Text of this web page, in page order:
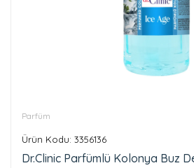
Parfüm
Ürün Kodu: 3356136
Dr.Clinic Parfümlü Kolonya Buz